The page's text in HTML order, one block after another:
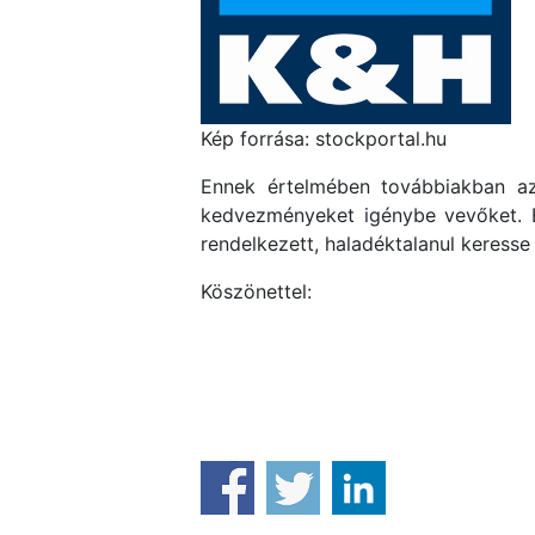
Kép forrása: stockportal.hu
Ennek értelmében továbbiakban
kedvezményeket igénybe
rendelkezett, haladéktalanul
Köszönettel: